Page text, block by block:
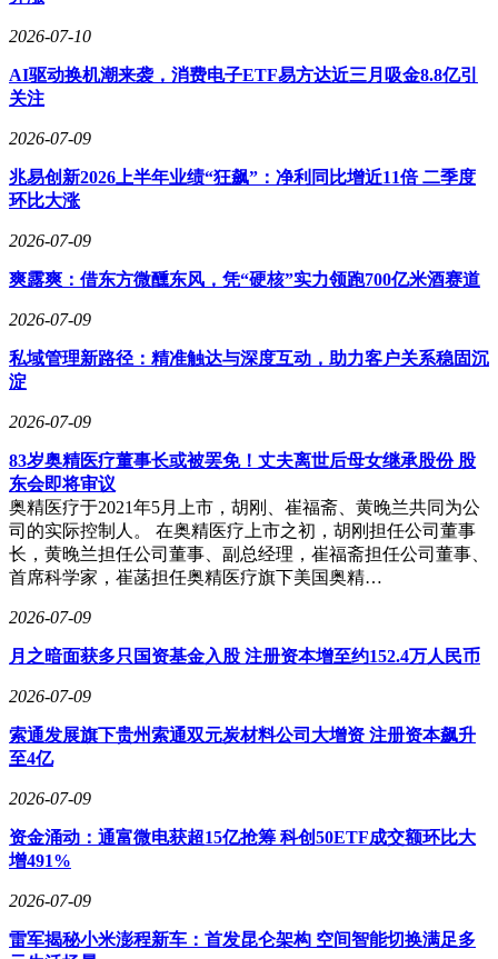
众都能享受一场难忘的艺术之旅。祝大家观影愉快！
2026-07-10
AI驱动换机潮来袭，消费电子ETF易方达近三月吸金8.8亿引
关注
2026-07-09
兆易创新2026上半年业绩“狂飙”：净利同比增近11倍 二季度
环比大涨
2026-07-09
爽露爽：借东方微醺东风，凭“硬核”实力领跑700亿米酒赛道
2026-07-09
私域管理新路径：精准触达与深度互动，助力客户关系稳固沉
淀
2026-07-09
83岁奥精医疗董事长或被罢免！丈夫离世后母女继承股份 股
东会即将审议
奥精医疗于2021年5月上市，胡刚、崔福斋、黄晚兰共同为公
司的实际控制人。 在奥精医疗上市之初，胡刚担任公司董事
长，黄晚兰担任公司董事、副总经理，崔福斋担任公司董事、
首席科学家，崔菡担任奥精医疗旗下美国奥精…
2026-07-09
月之暗面获多只国资基金入股 注册资本增至约152.4万人民币
2026-07-09
索通发展旗下贵州索通双元炭材料公司大增资 注册资本飙升
至4亿
2026-07-09
资金涌动：通富微电获超15亿抢筹 科创50ETF成交额环比大
增491%
2026-07-09
雷军揭秘小米澎程新车：首发昆仑架构 空间智能切换满足多